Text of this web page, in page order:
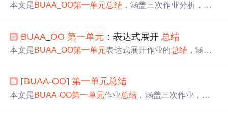
本文是BUAA _OO第一单元总结 ，涵盖三次作业分析，包
了Bug识别策略，如特例分析和评测机暴力测试，最后分
享心得体会与未来方向。
BUAA OO 第一单元 ：表达式展开 总结
本文是BUAA _OO第一单元表达式展开作业的总结 ，涵盖
深浅克隆、预处理等问题。最后分享了心得体会与对后续
单元的展望。
[BUAA-OO]第一单元总结
本文是BUAA-OO第一单元作业总结 ，涵盖三次作业，包